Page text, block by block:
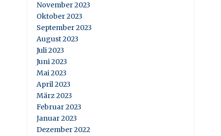
November 2023
Oktober 2023
September 2023
August 2023
Juli 2023
Juni 2023
Mai 2023
April 2023
März 2023
Februar 2023
Januar 2023
Dezember 2022